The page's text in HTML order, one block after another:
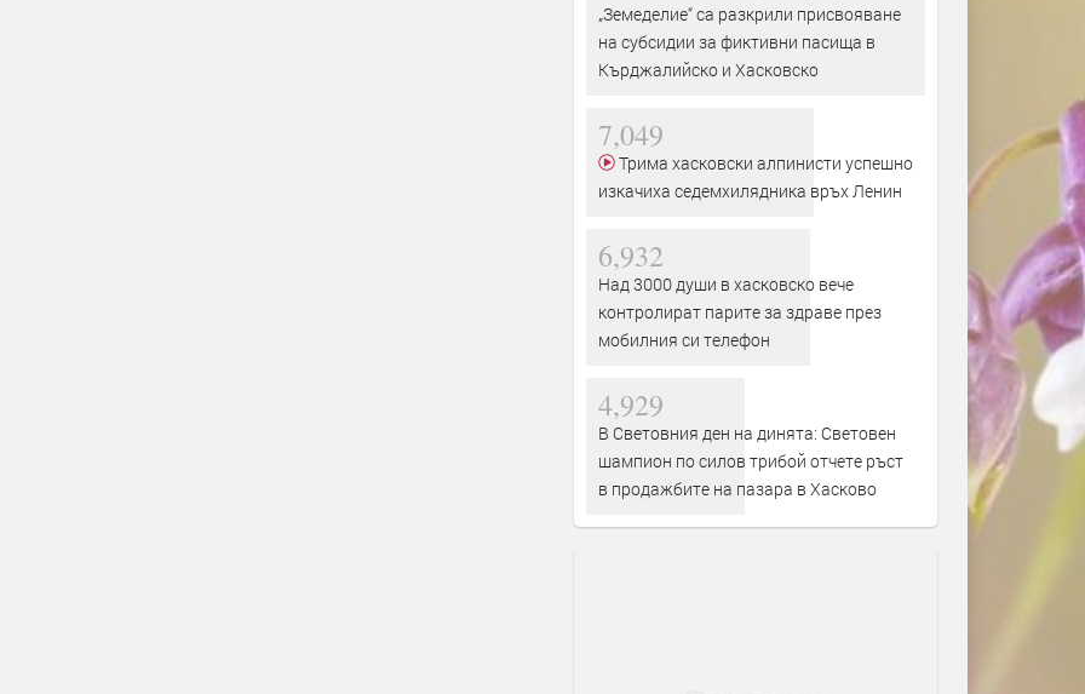
„Земеделие“ са разкрили присвояване
на субсидии за фиктивни пасища в
Кърджалийско и Хасковско
7,049
Трима хасковски алпинисти успешно
изкачиха седемхилядника връх Ленин
6,932
Над 3000 души в хасковско вече
контролират парите за здраве през
мобилния си телефон
4,929
В Световния ден на динята: Световен
шампион по силов трибой отчете ръст
в продажбите на пазара в Хасково